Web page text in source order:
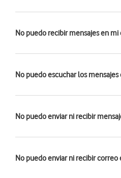
No puedo recibir mensajes en
No puedo escuchar los
No puedo enviar ni recibir
No puedo enviar ni recibir